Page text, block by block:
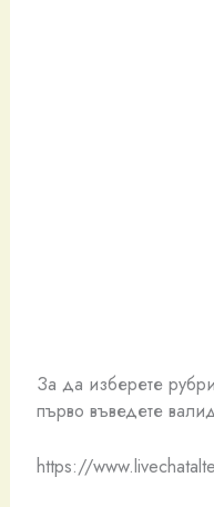
За да изберете
първо въведете
https://